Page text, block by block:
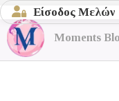
Είσοδος Μελών
Moments